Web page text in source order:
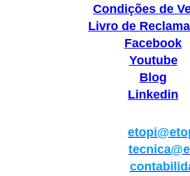
Condições de
Livro de
Facebook
Youtube
Blog
Linkedin